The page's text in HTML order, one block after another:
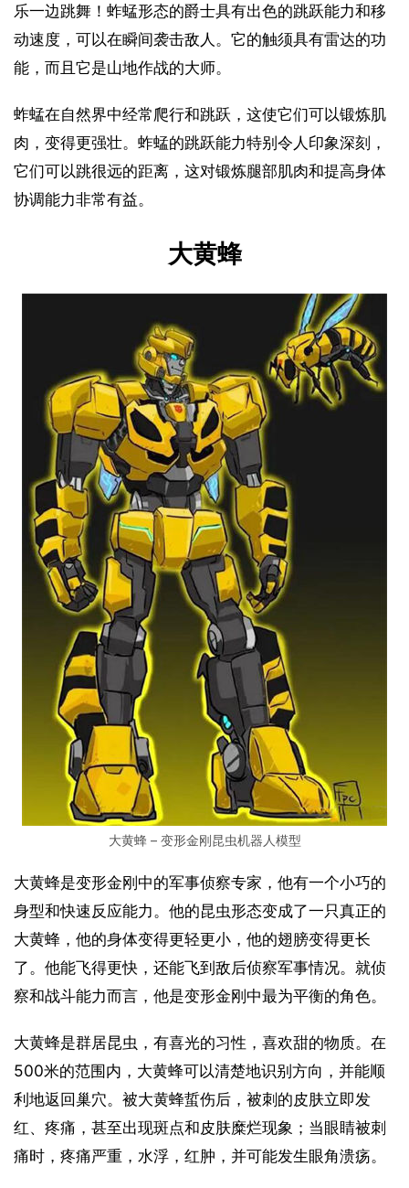
乐一边跳舞！蚱蜢形态的爵士具有出色的跳跃能力和移
动速度，可以在瞬间袭击敌人。它的触须具有雷达的功
能，而且它是山地作战的大师。
蚱蜢在自然界中经常爬行和跳跃，这使它们可以锻炼肌
肉，变得更强壮。蚱蜢的跳跃能力特别令人印象深刻，
它们可以跳很远的距离，这对锻炼腿部肌肉和提高身体
协调能力非常有益。
大黄蜂
大黄蜂 – 变形金刚昆虫机器人模型
大黄蜂是变形金刚中的军事侦察专家，他有一个小巧的
身型和快速反应能力。他的昆虫形态变成了一只真正的
大黄蜂，他的身体变得更轻更小，他的翅膀变得更长
了。他能飞得更快，还能飞到敌后侦察军事情况。就侦
察和战斗能力而言，他是变形金刚中最为平衡的角色。
大黄蜂是群居昆虫，有喜光的习性，喜欢甜的物质。在
500米的范围内，大黄蜂可以清楚地识别方向，并能顺
利地返回巢穴。被大黄蜂蜇伤后，被刺的皮肤立即发
红、疼痛，甚至出现斑点和皮肤糜烂现象；当眼睛被刺
痛时，疼痛严重，水浮，红肿，并可能发生眼角溃疡。